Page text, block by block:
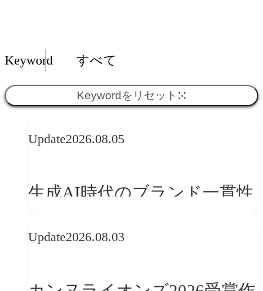
Insights一覧
Keyword すべて
Keywordをリセット
Update2026.08.05
生成AI時代のブランド一貫性
学ぶ「動的ブランディング」
Update2026.08.03